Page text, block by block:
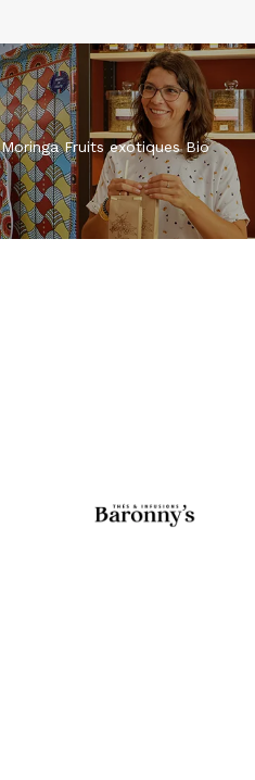
Moringa Fruits exotiques Bio